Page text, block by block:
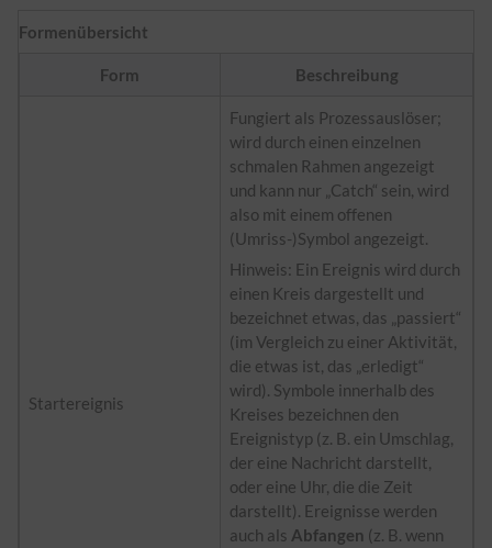
Formenübersicht
Form Beschreibung
Startereignis
Fungiert als Prozessauslöser;
wird durch einen einzelnen
schmalen Rahmen angezeigt
und kann nur „Catch“ sein, wird
also mit einem offenen
(Umriss-)Symbol angezeigt.
Hinweis: Ein Ereignis wird durch
einen Kreis dargestellt und
bezeichnet etwas, das „passiert“
(im Vergleich zu einer Aktivität,
die etwas ist, das „erledigt“
wird). Symbole innerhalb des
Kreises bezeichnen den
Ereignistyp (z. B. ein Umschlag,
der eine Nachricht darstellt,
oder eine Uhr, die die Zeit
darstellt). Ereignisse werden
auch als Abfangen (z. B. wenn